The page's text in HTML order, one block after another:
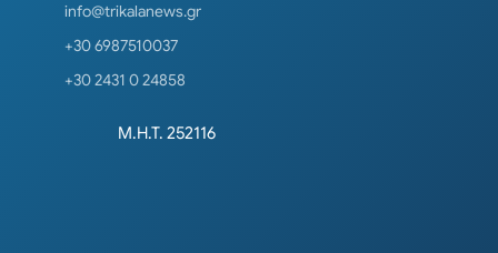
info@trikalanews.gr
+30 6987510037
+30 2431 0 24858
Μ.Η.Τ. 252116